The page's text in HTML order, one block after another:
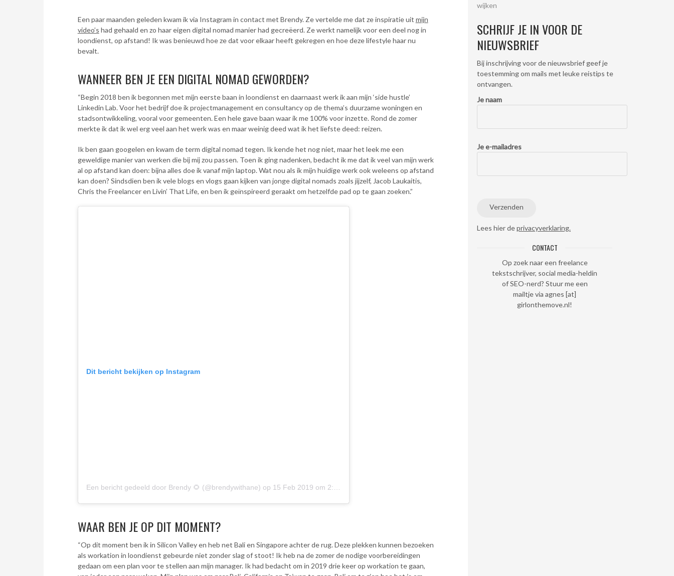
Een paar maanden geleden kwam ik via Instagram in contact met Brendy. Ze vertelde me dat ze inspiratie uit mijn
video’s had gehaald en zo haar eigen digital nomad manier had gecreëerd. Ze werkt namelijk voor een deel nog in
loondienst, op afstand! Ik was benieuwd hoe ze dat voor elkaar heeft gekregen en hoe deze lifestyle haar nu
bevalt.
WANNEER BEN JE EEN DIGITAL NOMAD GEWORDEN?
“Begin 2018 ben ik begonnen met mijn eerste baan in loondienst en daarnaast werk ik aan mijn ‘side hustle’
Linkedin Lab. Voor het bedrijf doe ik projectmanagement en consultancy op de thema’s duurzame woningen en
stadsontwikkeling, vooral voor gemeenten. Een hele gave baan waar ik me 100% voor inzette. Rond de zomer
merkte ik dat ik wel erg veel aan het werk was en maar weinig deed wat ik het liefste deed: reizen.
Ik ben gaan googelen en kwam de term digital nomad tegen. Ik kende het nog niet, maar het leek me een
geweldige manier van werken die bij mij zou passen. Toen ik ging nadenken, bedacht ik me dat ik veel van mijn werk
al op afstand kan doen: bijna alles doe ik vanaf mijn laptop. Wat nou als ik mijn huidige werk ook weleens op afstand
kan doen? Sindsdien ben ik vele blogs en vlogs gaan kijken van jonge digital nomads zoals jijzelf, Jacob Laukaitis,
Chris the Freelancer en Livin’ That Life, en ben ik geïnspireerd geraakt om hetzelfde pad op te gaan zoeken.”
Dit bericht bekijken op Instagram
Een bericht gedeeld door Brendy 🌻 (@brendywithane) op 15 Feb 2019 om 2:29 (PST)
WAAR BEN JE OP DIT MOMENT?
“Op dit moment ben ik in Silicon Valley en heb net Bali en Singapore achter de rug. Deze plekken kunnen bezoeken
als workation in loondienst gebeurde niet zonder slag of stoot! Ik heb na de zomer de nodige voorbereidingen
gedaan om een plan voor te stellen aan mijn manager. Ik had bedacht om in 2019 drie keer op workation te gaan,
wijken
SCHRIJF JE IN VOOR DE
NIEUWSBRIEF
Bij inschrijving voor de nieuwsbrief geef je
toestemming om mails met leuke reistips te
ontvangen.
Je naam
Je e-mailadres
Lees hier deprivacyverklaring.
CONTACT
Op zoek naar een freelance
tekstschrijver, social media-heldin
of SEO-nerd? Stuur me een
mailtje via agnes [at]
girlonthemove.nl!